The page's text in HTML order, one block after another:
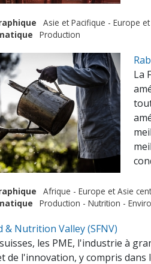
Asie et Pacifique - Europe
Production
La
Afrique - Europe et Asie
Production - Nutrition -
& Nutrition Valley (SFNV)
les PME, l'industrie à
de l'innovation, y compris